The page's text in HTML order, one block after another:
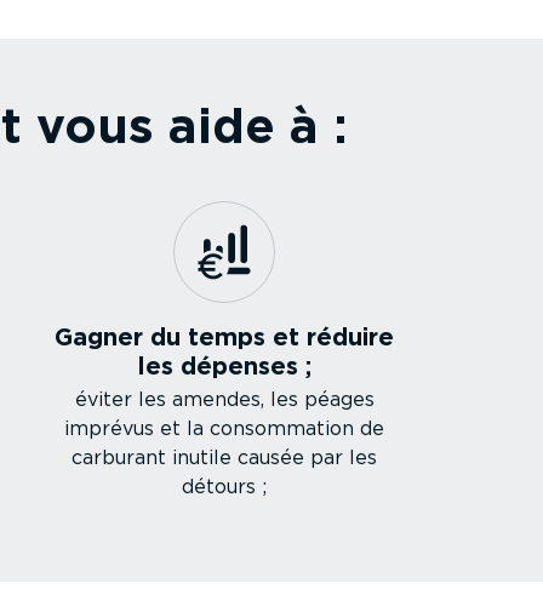
vous aide à :
Gagner du temps et réduire
les dépenses ;
éviter les amendes, les péages
imprévus et la consom­mation de
carburant inutile causée par les
détours ;